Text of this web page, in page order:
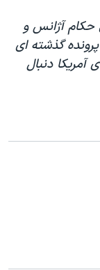
حکام آژانس و
گذشته ای
آمریکا دنبال